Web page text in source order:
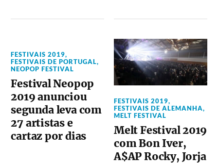
FESTIVAIS 2019,
FESTIVAIS DE PORTUGAL,
NEOPOP FESTIVAL
Festival Neopop
2019 anunciou
segunda leva com
27 artistas e
cartaz por dias
FESTIVAIS 2019,
FESTIVAIS DE ALEMANHA,
MELT FESTIVAL
Melt Festival 2019
com Bon Iver,
A$AP Rocky, Jorja